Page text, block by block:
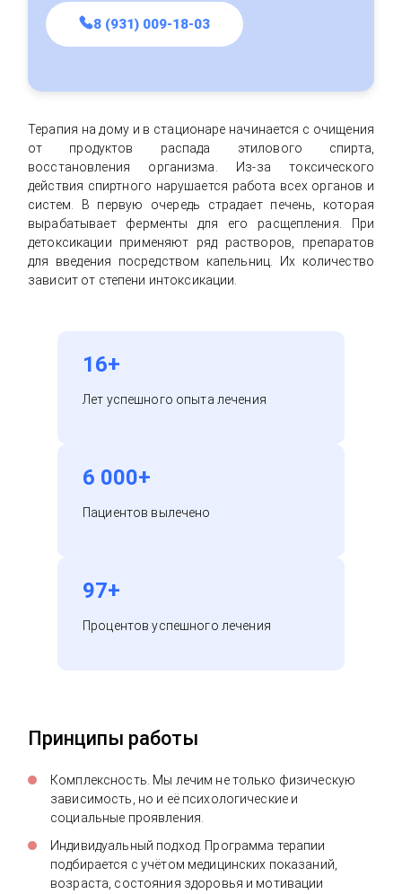
8 (931) 009-18-03
Терапия на дому и в стационаре начинается с очищения
от продуктов распада этилового спирта,
восстановления организма. Из-за токсического
действия спиртного нарушается работа всех органов и
систем. В первую очередь страдает печень, которая
вырабатывает ферменты для его расщепления. При
детоксикации применяют ряд растворов, препаратов
для введения посредством капельниц. Их количество
зависит от степени интоксикации.
16+
Лет успешного опыта лечения
6 000+
Пациентов вылечено
97+
Процентов успешного лечения
Принципы работы
Комплексность. Мы лечим не только физическую
зависимость, но и её психологические и
социальные проявления.
Индивидуальный подход. Программа терапии
подбирается с учётом медицинских показаний,
возраста, состояния здоровья и мотивации